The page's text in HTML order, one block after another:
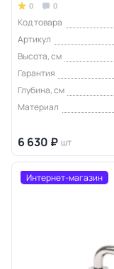
0 0
Код товара
Артикул
Высота, см
Гарантия
Глубина, см
Материал
6 630 ₽ шт
Интернет-магазин